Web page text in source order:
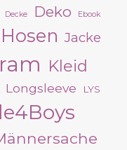
Decke Deko Ebook
Hosen Jacke
Kleid
Longsleeve LYS